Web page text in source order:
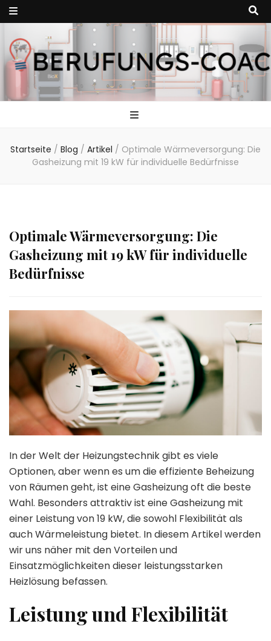
So steuern Sie
Heizung
Heizungstechnik ist ein sich ständig weiterentwickelndes Feld. In
diesem Beitrag stellen wir Ihnen die neuesten Trends in der
Heizungstechnik vor.
Startseite / Blog / Artikel / Optimale Wärmeversorgung: Die
Gasheizung mit 19 kW für individuelle Bedürfnisse
Optimale Wärmeversorgung: Die
Gasheizung mit 19 kW für individuelle
Bedürfnisse
In der Welt der Heizungstechnik gibt es viele
Optionen, aber wenn es um die effiziente Beheizung
von Räumen geht, ist eine Gasheizung oft die beste
Wahl. Besonders attraktiv ist eine Gasheizung mit
einer Leistung von 19 kW, die sowohl Flexibilität als
auch Wärmeleistung bietet. In diesem Artikel werden
wir uns näher mit den Vorteilen und
Einsatzmöglichkeiten dieser leistungsstarken
Heizlösung befassen.
Leistung und Flexibilität